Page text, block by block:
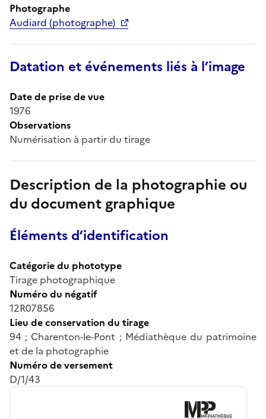
Photographe
Audiard (photographe)
Datation et événements liés à l’image
Date de prise de vue
1976
Observations
Numérisation à partir du tirage
Description de la photographie ou
du document graphique
Éléments d’identification
Catégorie du phototype
Tirage photographique
Numéro du négatif
12R07856
Lieu de conservation du tirage
94 ; Charenton-le-Pont ; Médiathèque du patrimoine
et de la photographie
Numéro de versement
D/1/43